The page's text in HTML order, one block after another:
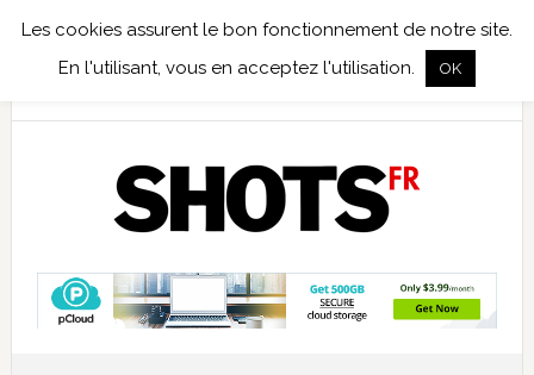
Les cookies assurent le bon fonctionnement de notre site.
En l'utilisant, vous en acceptez l'utilisation.
OK